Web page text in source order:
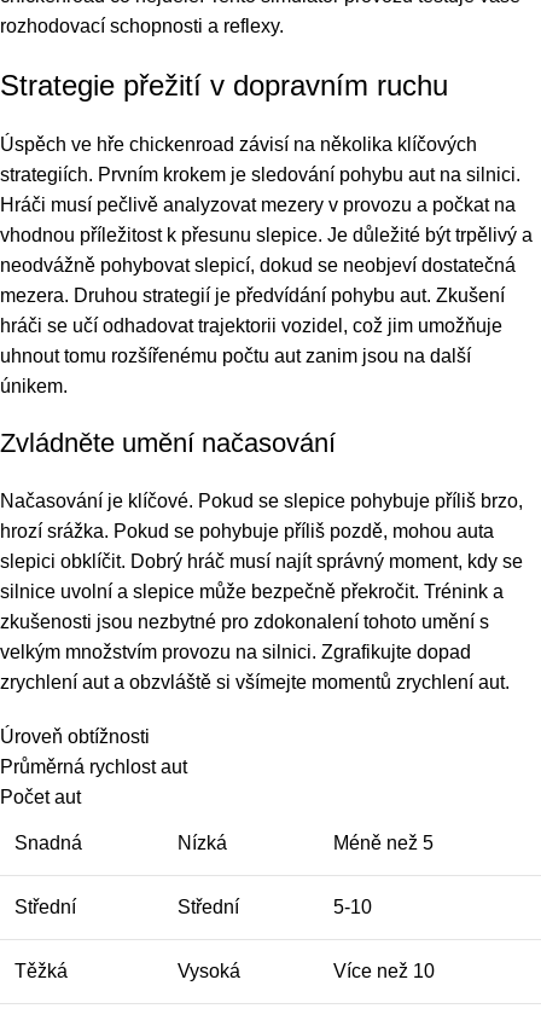
rozhodovací schopnosti a reflexy.
Strategie přežití v dopravním ruchu
Úspěch ve hře chickenroad závisí na několika klíčových
strategiích. Prvním krokem je sledování pohybu aut na silnici.
Hráči musí pečlivě analyzovat mezery v provozu a počkat na
vhodnou příležitost k přesunu slepice. Je důležité být trpělivý a
neodvážně pohybovat slepicí, dokud se neobjeví dostatečná
mezera. Druhou strategií je předvídání pohybu aut. Zkušení
hráči se učí odhadovat trajektorii vozidel, což jim umožňuje
uhnout tomu rozšířenému počtu aut zanim jsou na další
únikem.
Zvládněte umění načasování
Načasování je klíčové. Pokud se slepice pohybuje příliš brzo,
hrozí srážka. Pokud se pohybuje příliš pozdě, mohou auta
slepici obklíčit. Dobrý hráč musí najít správný moment, kdy se
silnice uvolní a slepice může bezpečně překročit. Trénink a
zkušenosti jsou nezbytné pro zdokonalení tohoto umění s
velkým množstvím provozu na silnici. Zgrafikujte dopad
zrychlení aut a obzvláště si všímejte momentů zrychlení aut.
Úroveň obtížnosti
Průměrná rychlost aut
Počet aut
Snadná Nízká Méně než 5
Střední Střední 5-10
Těžká Vysoká Více než 10